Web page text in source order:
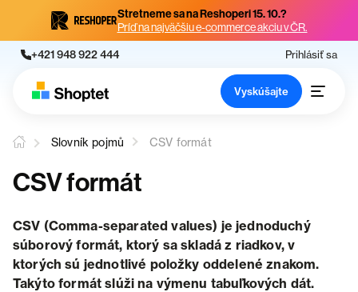
Stretneme sa na Reshoperi 15. 10.?
Príď na najväčšiu e-commerce akciu v ČR.
+421 948 922 444 Prihlásiť sa
Vyskúšajte
Slovník pojmů CSV formát
CSV formát
CSV (Comma-separated values) je jednoduchý
súborový formát, ktorý sa skladá z riadkov, v
ktorýchsú jednotlivé položky oddelené znakom.
Takýto formát slúži na výmenu tabuľkových dát.